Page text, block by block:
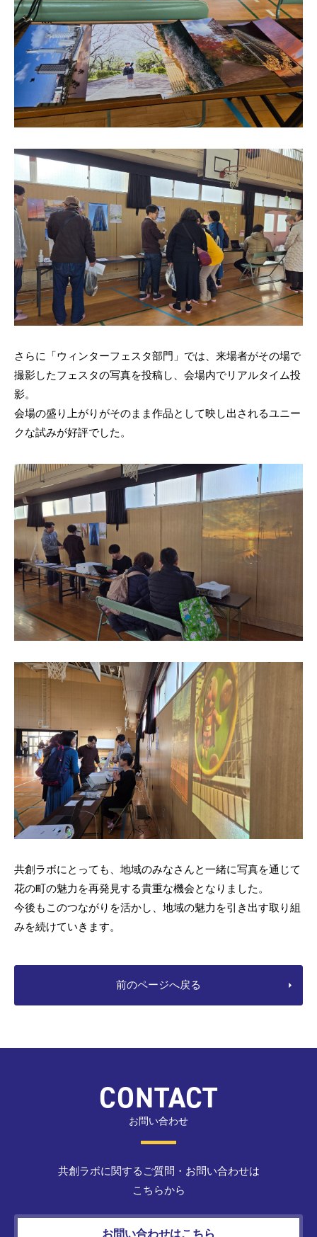
さらに「ウィンターフェスタ部門」では、来場者がその場で
撮影したフェスタの写真を投稿し、会場内でリアルタイム投
影。
会場の盛り上がりがそのまま作品として映し出されるユニー
クな試みが好評でした。
共創ラボにとっても、地域のみなさんと一緒に写真を通じて
花の町の魅力を再発見する貴重な機会となりました。
今後もこのつながりを活かし、地域の魅力を引き出す取り組
みを続けていきます。
前のページへ戻る
CONTACT
お問い合わせ
共創ラボに関するご質問・お問い合わせは
こちらから
お問い合わせはこちら